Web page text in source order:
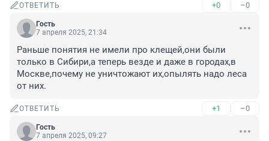
ОТВЕТИТЬ +0 –0
Гость
7 апреля 2025, 21:34
Раньше понятия не имели про клещей,они были
только в Сибири,а теперь везде и даже в городах,в
Москве,почему не уничтожают их,опылять надо леса
от них.
ОТВЕТИТЬ +1 –0
Гость
7 апреля 2025, 09:27